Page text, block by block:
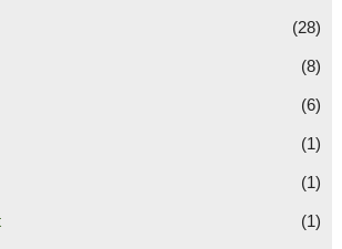
(28)
(8)
(6)
(1)
(1)
(1)